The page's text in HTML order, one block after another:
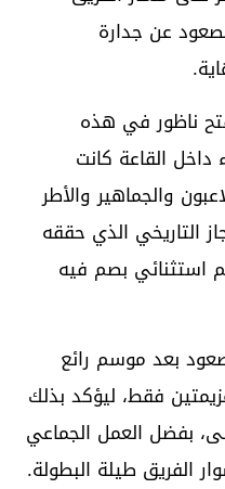
عن جدارة
ناظور في هذه
داخل القاعة كانت
والجماهير والأطر
التاريخي الذي حققه
استثنائي بصم فيه
بعد موسم رائع
مقابل هزيمتين فقط، ليؤكد بذلك
بفضل العمل الجماعي
الفريق طيلة البطولة.